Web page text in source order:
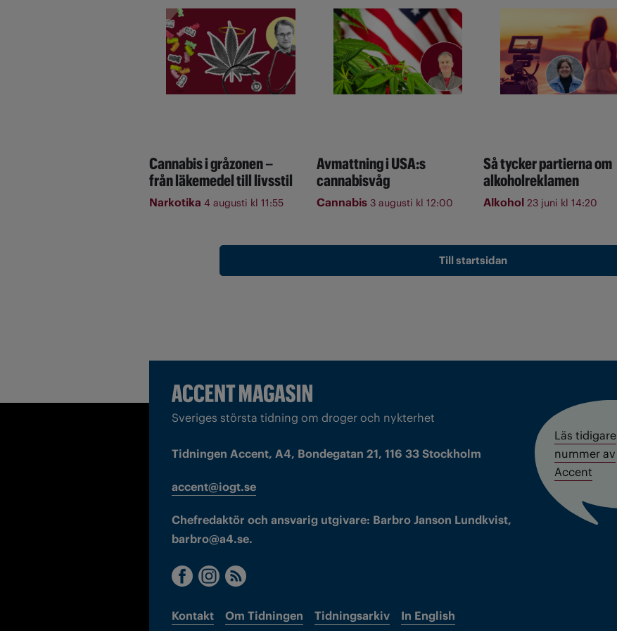
Cannabis i gråzonen –
från läkemedel till livsstil
Narkotika 4 augusti kl 11:55
Avmattning i USA:s
cannabisvåg
Cannabis 3 augusti kl 12:00
Så tycker partierna om
alkoholreklamen
Alkohol 23 juni kl 14:20
Till startsidan
Sveriges största tidning om droger och nykterhet
Tidningen Accent, A4, Bondegatan 21, 116 33 Stockholm
accent@iogt.se
Chefredaktör och ansvarig utgivare: Barbro Janson Lundkvist,
barbro@a4.se.
Kontakt Om Tidningen Tidningsarkiv In English
Läs tidigare
nummer av
Accent